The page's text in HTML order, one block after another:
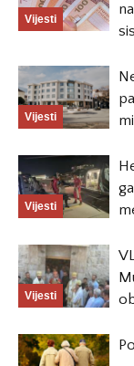
Vijesti
Vijesti
Vijesti
Vijesti